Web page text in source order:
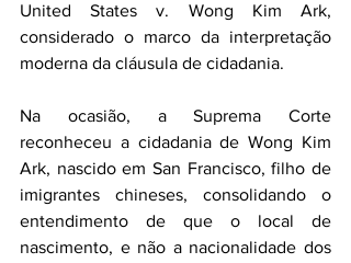
United States v. Wong Kim Ark,
considerado o marco da interpretação
moderna da cláusula de cidadania.
Na ocasião, a Suprema Corte
reconheceu a cidadania de Wong Kim
Ark, nascido em San Francisco, filho de
imigrantes chineses, consolidando o
entendimento de que o local de
nascimento, e não a nacionalidade dos